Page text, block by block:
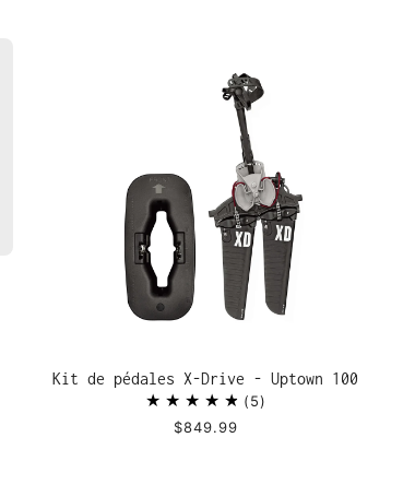
Kit de pédales X-Drive - Uptown 100
5
$849.99